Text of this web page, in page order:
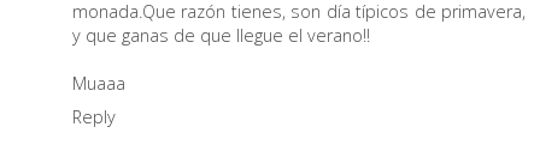
monada.Que razón tienes, son día típicos de primavera,
y que ganas de que llegue el verano!!
Muaaa
Reply